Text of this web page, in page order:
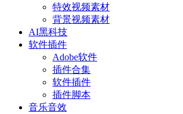
特效视频素材
背景视频素材
AI黑科技
软件插件
Adobe软件
插件合集
软件插件
插件脚本
音乐音效